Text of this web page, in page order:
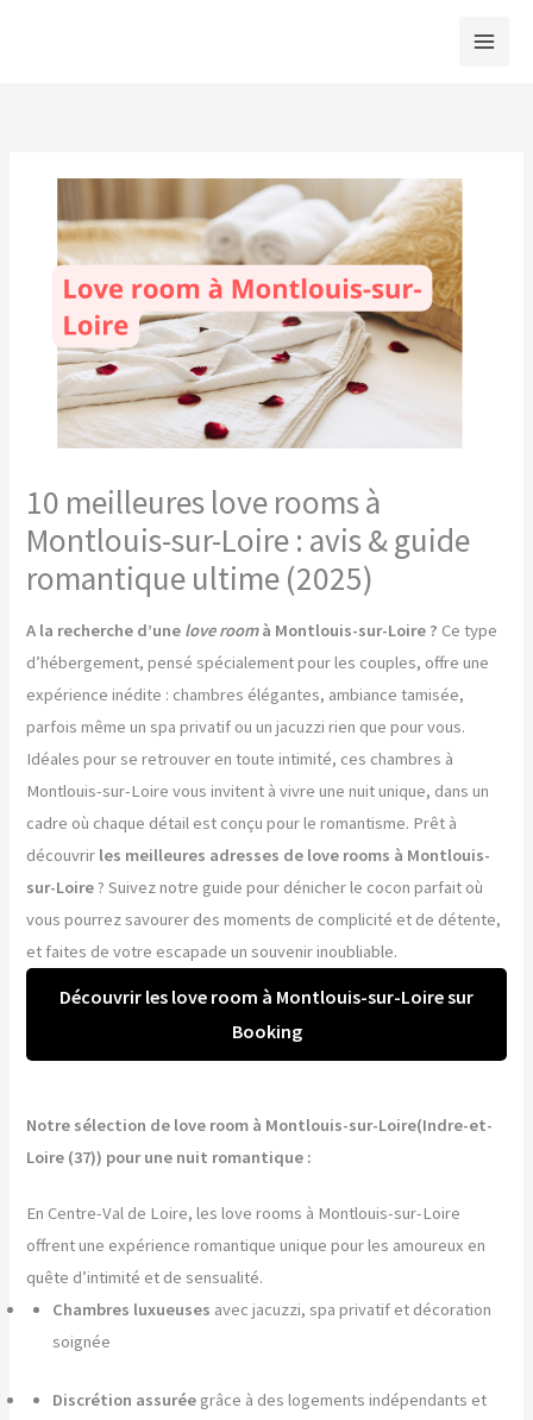
10 meilleures love rooms à
Montlouis-sur-Loire : avis & guide
romantique ultime (2025)
A la recherche d’une love roomà Montlouis-sur-Loire ? Ce type
d’hébergement, pensé spécialement pour les couples, offre une
expérience inédite : chambres élégantes, ambiance tamisée,
parfois même un spa privatif ou un jacuzzi rien que pour vous.
Idéales pour se retrouver en toute intimité, ces chambres à
Montlouis-sur-Loire vous invitent à vivre une nuit unique, dans un
cadre où chaque détail est conçu pour le romantisme. Prêt à
découvrir les meilleures adresses de love rooms à Montlouis-
sur-Loire? Suivez notre guide pour dénicher le cocon parfait où
vous pourrez savourer des moments de complicité et de détente,
et faites de votre escapade un souvenir inoubliable.
Découvrir les love room à Montlouis-sur-Loire sur
Booking
Notre sélection de love room à Montlouis-sur-Loire(Indre-et-
Loire (37)) pour une nuit romantique :
En Centre-Val de Loire, les love rooms à Montlouis-sur-Loire
offrent une expérience romantique unique pour les amoureux en
quête d’intimité et de sensualité.
Chambres luxueuses avec jacuzzi, spa privatif et décoration
soignée
Discrétion assurée grâce à des logements indépendants et